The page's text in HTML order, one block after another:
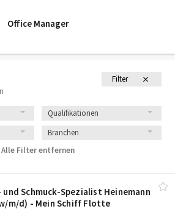
Filter
Qualifikationen
Branchen
Alle Filter entfernen
und Schmuck-Spezialist Heinemann
​m/​d) - Mein Schiff Flotte
Office Manager